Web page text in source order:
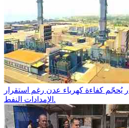
يُحجّم كفاءة كهرباء عدن رغم استقرار
الإمدادات النفط.